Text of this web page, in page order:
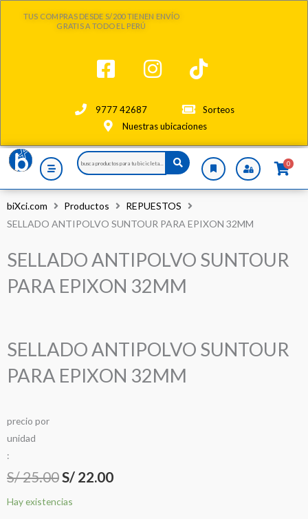
TUS COMPRAS DESDE S/200 TIENEN ENVÍO
GRATIS A TODO EL PERÚ
9777 42687
Sorteos
Nuestras ubicaciones
Search
...
0
biXci.com Productos
REPUESTOS
SELLADO ANTIPOLVO SUNTOUR PARA EPIXON 32MM
SELLADO ANTIPOLVO SUNTOUR
PARA EPIXON 32MM
SELLADO ANTIPOLVO SUNTOUR
PARA EPIXON 32MM
precio por
unidad
:
S/25.00 El
precio
S/ 22.00El
Hay existencias
SELLADO